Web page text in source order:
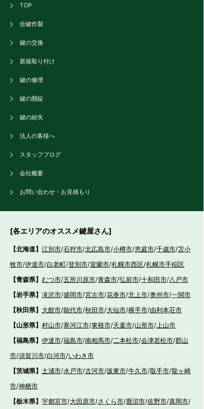
TOP
合鍵作製
鍵の交換
新規取り付け
鍵の修理
鍵の開錠
鍵の紛失
法人の客様へ
スタッフブログ
会社概要
お問い合わせ・お見積もり
[各エリアのオススメ鍵屋さん]
【北海道】 江別市/石狩市/北広島市/小樽市/恵庭市/千歳市/苫小
牧市/伊達市/白老町/登別市/室蘭市/札幌市西区/札幌市手稲区
【青森県】 むつ市/五所川原市/青森市/弘前市/十和田市/八戸市
【岩手県】 滝沢市/盛岡市/宮古市/花巻市/北上市/奥州市/一関市
【秋田県】 大館市/能代市/秋田市/大仙市/横手市/由利本荘市
【山形県】 村山市/寒河江市/東根市/天童市/山形市/ 上山市
【福島県】 伊達市/福島市/南相馬市/二本松市/会津若松市/郡山
市/須賀川市/白河市/いわき市
【茨城県】 土浦市/水戸市/古河市/坂東市/牛久市/取手市/龍ヶ崎
市/神栖市
【栃木県】 宇都宮市/大田原市/さくら市/鹿沼市/佐野市/真岡市/